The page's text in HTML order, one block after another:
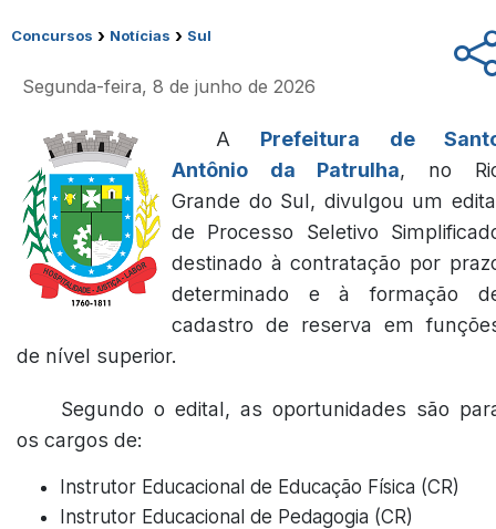
Concursos › Notícias › Sul
Segunda-feira, 8 de junho de 2026
A Prefeitura de
Antônio da Patrulha, no
Grande do Sul, divulgou um
de Processo Seletivo
destinado à contratação por
determinado e à formação
cadastro de reserva em
de nível superior.
Segundo o edital, as oportunidades são
os cargos de:
Instrutor Educacional de Educação Física (CR)
Instrutor Educacional de Pedagogia (CR)